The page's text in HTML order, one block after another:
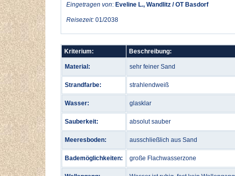
Eingetragen von: Eveline L., Wandlitz / OT Basdorf
Reisezeit: 01/2038
Kriterium: Beschreibung:
Material: sehr feiner Sand
Strandfarbe: strahlendweiß
Wasser: glasklar
Sauberkeit: absolut sauber
Meeresboden: ausschließlich aus Sand
Bademöglichkeiten: große Flachwasserzone